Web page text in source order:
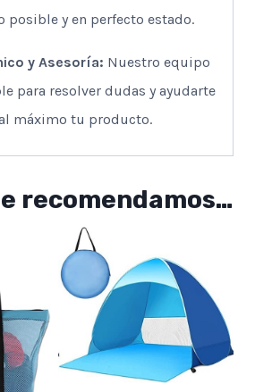
posible y en perfecto estado.
y Asesoría: Nuestro equipo
para resolver dudas y ayudarte
máximo tu producto.
recomendamos…